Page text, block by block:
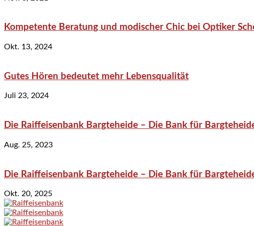
Kompetente Beratung und modischer Chic bei Optiker
Okt. 13, 2024
Gutes Hören bedeutet mehr Lebensqualität
Juli 23, 2024
Die Raiffeisenbank Bargteheide – Die Bank für
Aug. 25, 2023
Die Raiffeisenbank Bargteheide – Die Bank für
Okt. 20, 2025